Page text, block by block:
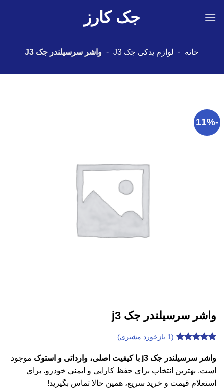
جک کارز
خانه - لوازم یدکی جک J3 - واشر سرسیلندر جک J3
-11%
واشر سرسیلندر جک j3
4.8
از 5
در
امتیازدهی
مشتری
(
1 بازخورد مشتری)
واشر سرسیلندر جک j3 با کیفیت اصلی، وارداتی و استوک
موجود
است. بهترین انتخاب برای حفظ کارایی و ایمنی خودرو. برای
استعلام قیمت و خرید سریع، همین حالا تماس بگیرید!